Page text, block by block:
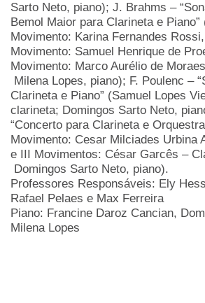
Sarto Neto, piano); J. Brahms –
Bemol Maior para Clarineta e Piano”
Movimento: Karina Fernandes
Movimento: Samuel Henrique de
Movimento: Marco Aurélio de
Milena Lopes, piano); F. Poulenc –
Clarineta e Piano” (Samuel Lopes
clarineta; Domingos Sarto Neto,
“Concerto para Clarineta e
Movimento: Cesar Milciades Urbina
e III Movimentos: César Garcês –
Domingos Sarto Neto, piano).
Professores Responsáveis: Ely
Rafael Pelaes e Max Ferreira
Piano: Francine Daroz Cancian,
Milena Lopes